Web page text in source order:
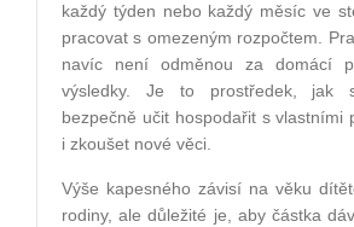
každý týden nebo každý měsíc ve
pracovat s omezeným rozpočtem.
navíc není odměnou za domácí
výsledky. Je to prostředek, jak
bezpečně učit hospodařit s vlastními
i zkoušet nové věci.
Výše kapesného závisí na věku
rodiny, ale důležité je, aby částka